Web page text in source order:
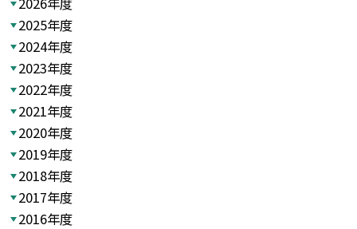
2025年度
2024年度
2023年度
2022年度
2021年度
2020年度
2019年度
2018年度
2017年度
2016年度